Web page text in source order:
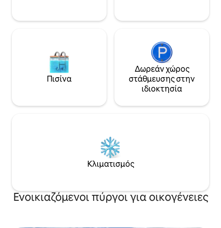
Πισίνα
Δωρεάν χώρος
στάθμευσης στην
ιδιοκτησία
Κλιματισμός
Ενοικιαζόμενοι πύργοι για οικογένειες